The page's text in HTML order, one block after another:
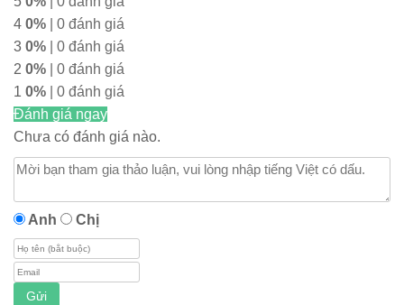
4 0% | 0 đánh giá
3 0% | 0 đánh giá
2 0% | 0 đánh giá
1 0% | 0 đánh giá
Đánh giá ngay
Chưa có đánh giá nào.
Anh Chị
Gửi